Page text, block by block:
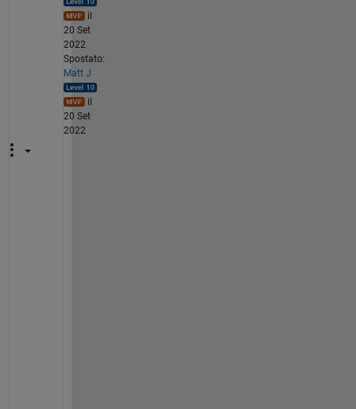
il
20 Set
2022
Spostato:
Matt J
il
20 Set
2022